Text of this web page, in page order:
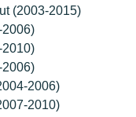
(2003-2015)
2006)
2010)